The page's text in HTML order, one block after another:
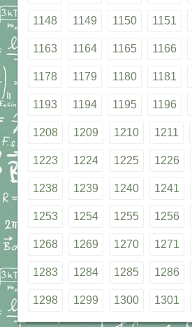
1148 1149 1150 1151
1163 1164 1165 1166
1178 1179 1180 1181
1193 1194 1195 1196
1208 1209 1210 1211
1223 1224 1225 1226
1238 1239 1240 1241
1253 1254 1255 1256
1268 1269 1270 1271
1283 1284 1285 1286
1298 1299 1300 1301